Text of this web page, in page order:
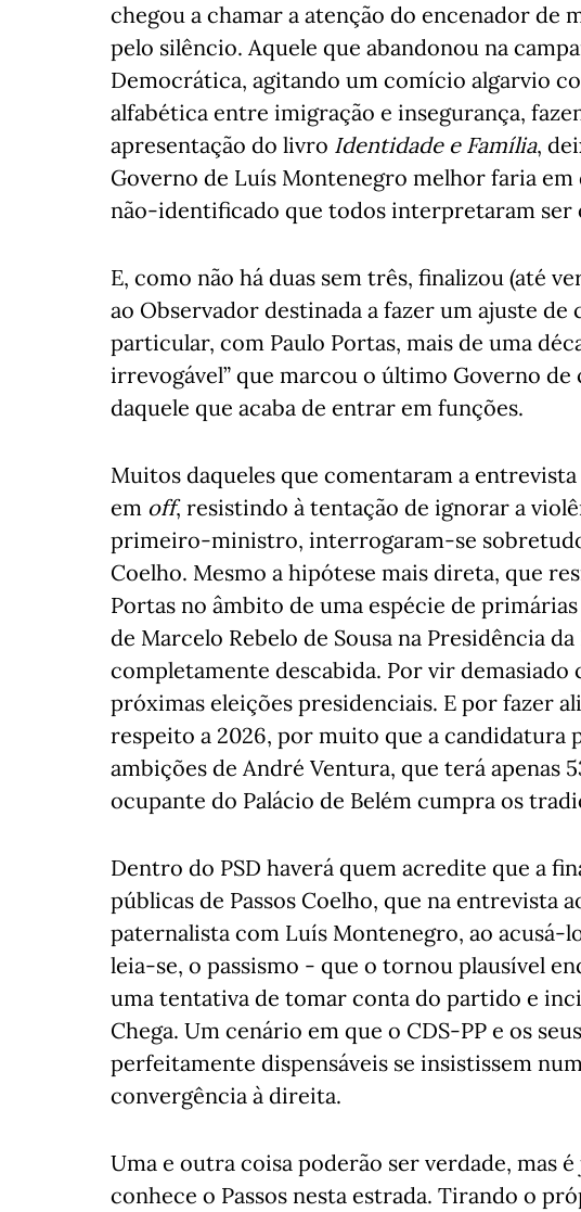
chegou a chamar a atenção do encenador de
pelo silêncio. Aquele que abandonou na
Democrática, agitando um comício algarvio
alfabética entre imigração e insegurança,
apresentação do livro Identidade e Família,
Governo de Luís Montenegro melhor faria
não-identificado que todos interpretaram ser
E, como não há duas sem três, finalizou (até
ao Observador destinada a fazer um ajuste de
particular, com Paulo Portas, mais de uma
irrevogável” que marcou o último Governo de
daquele que acaba de entrar em funções.
Muitos daqueles que comentaram a
em off, resistindo à tentação de ignorar a
primeiro-ministro, interrogaram-se
Coelho. Mesmo a hipótese mais direta, que
Portas no âmbito de uma espécie de
de Marcelo Rebelo de Sousa na Presidência
completamente descabida. Por vir demasiado
próximas eleições presidenciais. E por fazer
respeito a 2026, por muito que a candidatura
ambições de André Ventura, que terá apenas
ocupante do Palácio de Belém cumpra os
Dentro do PSD haverá quem acredite que a
públicas de Passos Coelho, que na entrevista
paternalista com Luís Montenegro, ao acusá-
leia-se, o passismo - que o tornou plausível
uma tentativa de tomar conta do partido e
Chega. Um cenário em que o CDS-PP e os
perfeitamente dispensáveis se insistissem
convergência à direita.
Uma e outra coisa poderão ser verdade, mas
conhece o Passos nesta estrada. Tirando o